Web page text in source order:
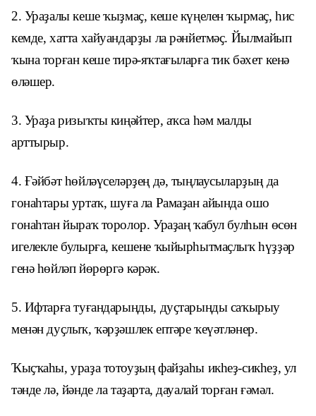
2. Ураҙалы кеше ҡыҙмаҫ, кеше күңелен ҡырмаҫ, һис
кемде, хатта хайуандарҙы ла рәнйетмәҫ. Йылмайып
ҡына торған кеше тирә-яҡтағыларға тик бәхет кенә
өләшер.
3. Ураҙа ризыҡты киңәйтер, аҡса һәм малды
арттырыр.
4. Ғәйбәт һөйләүселәрҙең дә, тыңлаусыларҙың да
гонаһтары уртаҡ, шуға ла Рамаҙан айында ошо
гонаһтан йыраҡ торолор. Ураҙаң ҡабул булһын өсөн
игелекле булырға, кешене ҡыйырһытмаҫлыҡ һүҙҙәр
генә һөйләп йөрөргә кәрәк.
5. Ифтарға туғандарыңды, дуҫтарыңды саҡырыу
менән дуҫлыҡ, ҡәрҙәшлек ептәре ҡеүәтләнер.
Ҡыҫҡаһы, ураҙа тотоуҙың файҙаһы икһеҙ-сикһеҙ, ул
тәнде лә, йәнде ла таҙарта, дауалай торған ғәмәл.